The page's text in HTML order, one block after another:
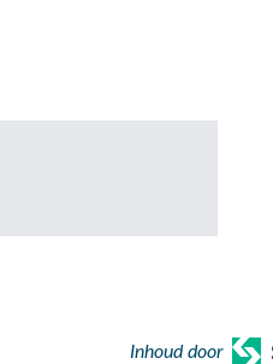
Inhoud door